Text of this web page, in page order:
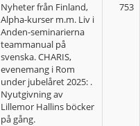
Nyheter från Finland,
Alpha-kurser m.m. Liv i
Anden-seminarierna
teammanual på
svenska. CHARIS,
evenemang i Rom
under jubelåret 2025: .
Nyutgivning av
Lillemor Hallins böcker
på gång.
753